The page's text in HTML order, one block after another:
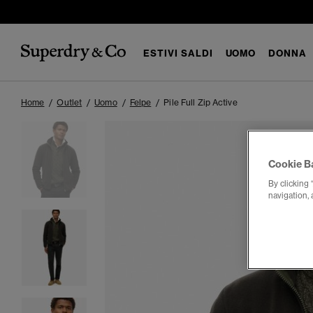
ESTIVI SALDI UOMO DONNA
Home Outlet Uomo Felpe Pile Full Zip Active
Cookie
By clicking
navigation,